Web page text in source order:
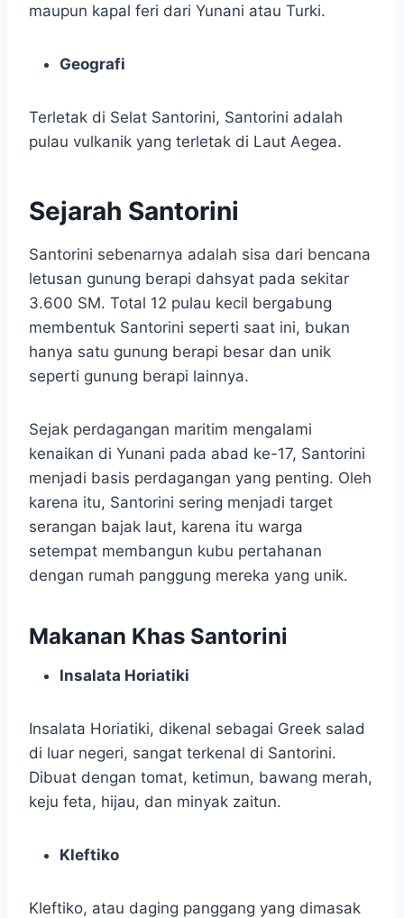
maupun kapal feri dari Yunani atau Turki.
Geografi
Terletak di Selat Santorini, Santorini adalah
pulau vulkanik yang terletak di Laut Aegea.
Sejarah Santorini
Santorini sebenarnya adalah sisa dari bencana
letusan gunung berapi dahsyat pada sekitar
3.600 SM. Total 12 pulau kecil bergabung
membentuk Santorini seperti saat ini, bukan
hanya satu gunung berapi besar dan unik
seperti gunung berapi lainnya.
Sejak perdagangan maritim mengalami
kenaikan di Yunani pada abad ke-17, Santorini
menjadi basis perdagangan yang penting. Oleh
karena itu, Santorini sering menjadi target
serangan bajak laut, karena itu warga
setempat membangun kubu pertahanan
dengan rumah panggung mereka yang unik.
Makanan Khas Santorini
Insalata Horiatiki
Insalata Horiatiki, dikenal sebagai Greek salad
di luar negeri, sangat terkenal di Santorini.
Dibuat dengan tomat, ketimun, bawang merah,
keju feta, hijau, dan minyak zaitun.
Kleftiko
Kleftiko, atau daging panggang yang dimasak